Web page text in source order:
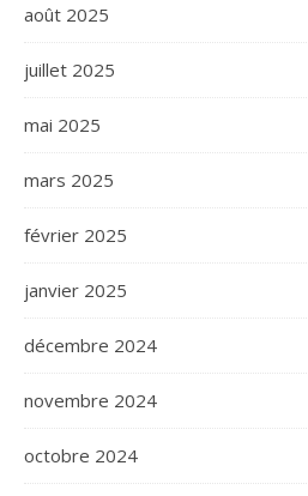
août 2025
juillet 2025
mai 2025
mars 2025
février 2025
janvier 2025
décembre 2024
novembre 2024
octobre 2024